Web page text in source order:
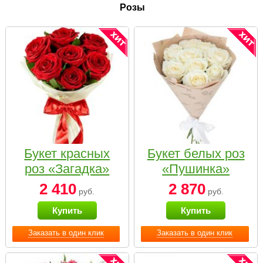
Розы
Заказать в один клик
Букет красных
роз «Загадка»
2 410 руб.
Купить
Заказать в один клик
Букет белых роз
«Пушинка»
2 870руб.
Купить